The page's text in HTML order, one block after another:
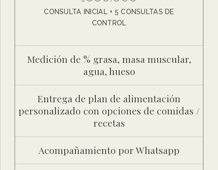
CONSULTA INICIAL + 5 CONSULTAS DE
CONTROL
Medición de % grasa, masa muscular,
agua, hueso
Entrega de plan de alimentación
personalizado con opciones de comidas /
recetas
Acompañamiento por Whatsapp